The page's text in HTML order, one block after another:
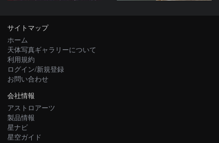
サイトマップ
ホーム
天体写真ギャラリーについて
利用規約
ログイン/新規登録
お問い合わせ
会社情報
アストロアーツ
製品情報
星ナビ
星空ガイド